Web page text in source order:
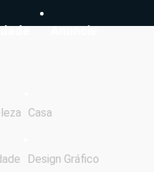
Anuncie
Casa
Design Gráfico